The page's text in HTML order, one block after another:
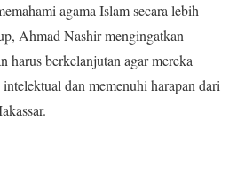
agama Islam secara lebih
Ahmad Nashir mengingatkan
harus berkelanjutan agar mereka
dan memenuhi harapan dari